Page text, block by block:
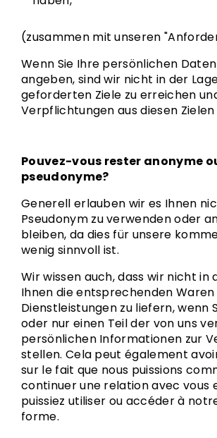
(zusammen mit unseren
Wenn Sie Ihre persönlichen
angeben, sind wir nicht in der
geforderten Ziele zu erreichen
Verpflichtungen aus diesen Zielen
Pouvez-vous rester anonyme
pseudonyme?
Generell erlauben wir es Ihnen
Pseudonym zu verwenden oder
bleiben, da dies für unsere
wenig sinnvoll ist.
Wir wissen auch, dass wir nicht in
Ihnen die entsprechenden
Dienstleistungen zu liefern, wenn
oder nur einen Teil der von uns
persönlichen Informationen zur
stellen. Cela peut également
sur le fait que nous puissions
continuer une relation avec vous
puissiez utiliser ou accéder à
forme.